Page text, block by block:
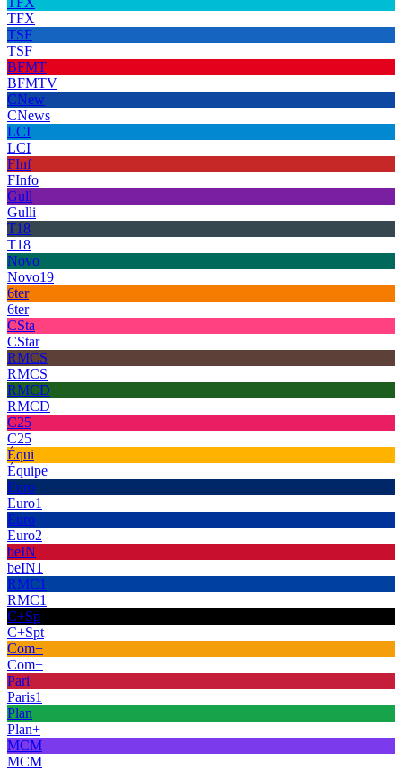
TFX
TSF
TSF
BFMT
BFMTV
CNew
CNews
LCI
LCI
FInf
FInfo
Gull
Gulli
T18
T18
Novo
Novo19
6ter
6ter
CSta
CStar
RMCS
RMCS
RMCD
RMCD
C25
C25
Équi
Équipe
Euro
Euro1
Euro
Euro2
beIN
beIN1
RMC1
RMC1
C+Sp
C+Spt
Com+
Com+
Pari
Paris1
Plan
Plan+
MCM
MCM